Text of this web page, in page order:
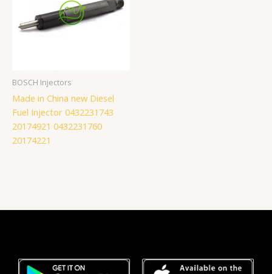
BOSCH Injectors
Made in China new Diesel
Fuel Injector 0432231743
20174921 0432231760
20174221